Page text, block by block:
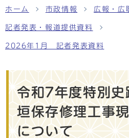
ホーム 市政情報 広報・広
記者発表・報道提供資料
2026年1月 記者発表資料
令和7年度特別史
垣保存修理工事
について